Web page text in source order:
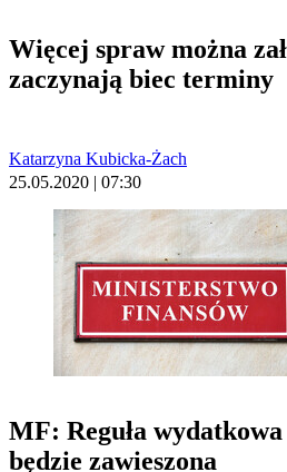
Więcej spraw można
zaczynają biec terminy
Katarzyna Kubicka-Żach
25.05.2020 | 07:30
MF: Reguła
będzie zawieszona